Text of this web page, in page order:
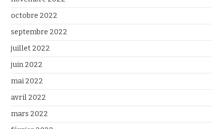
octobre 2022
septembre 2022
juillet 2022
juin 2022
mai 2022
avril 2022
mars 2022